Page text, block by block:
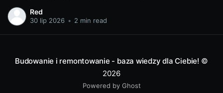
procesu drukarskiego, niezależnie od techniki, są taśmy
montażowe. Właściwe ich doborowanie potrafi zdziałać cuda dla
Red
30 lip 2026 • 2 min read
Budowanie i remontowanie - baza wiedzy dla Ciebie! ©
2026
Powered by Ghost